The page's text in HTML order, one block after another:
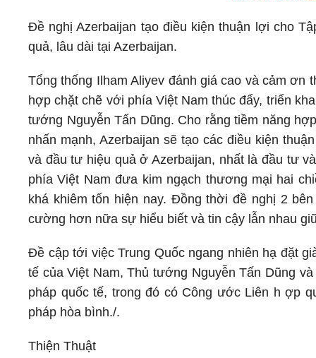
Đề nghị Azerbaijan tạo điều kiện thuận lợi cho
quả, lâu dài tại Azerbaijan.
Tổng thống Ilham Aliyev đánh giá cao và cảm ơn
hợp chặt chẽ với phía Việt Nam thúc đẩy, triển
tướng Nguyễn Tấn Dũng. Cho rằng tiềm năng
nhấn mạnh, Azerbaijan sẽ tạo các điều kiện
và đầu tư hiệu quả ở Azerbaijan, nhất là đầu tư
phía Việt Nam đưa kim ngạch thương mại hai
khá khiêm tốn hiện nay. Đồng thời đề nghị 2
cường hơn nữa sự hiểu biết và tin cậy lẫn nhau
Đề cập tới việc Trung Quốc ngang nhiên hạ đặt
tế của Việt Nam, Thủ tướng Nguyễn Tấn Dũng
pháp quốc tế, trong đó có Công ước Liên h ợp
pháp hòa bình./.
Thiện Thuật